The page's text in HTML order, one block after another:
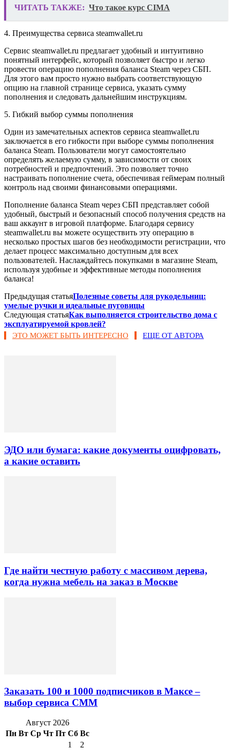
ЧИТАТЬ ТАКЖЕ: Что такое курс CIMA
4. Преимущества сервиса steamwallet.ru
Сервис steamwallet.ru предлагает удобный и интуитивно
понятный интерфейс, который позволяет быстро и легко
провести операцию пополнения баланса Steam через СБП.
Для этого вам просто нужно выбрать соответствующую
опцию на главной странице сервиса, указать сумму
пополнения и следовать дальнейшим инструкциям.
5. Гибкий выбор суммы пополнения
Один из замечательных аспектов сервиса steamwallet.ru
заключается в его гибкости при выборе суммы пополнения
баланса Steam. Пользователи могут самостоятельно
определять желаемую сумму, в зависимости от своих
потребностей и предпочтений. Это позволяет точно
настраивать пополнение счета, обеспечивая геймерам полный
контроль над своими финансовыми операциями.
Пополнение баланса Steam через СБП представляет собой
удобный, быстрый и безопасный способ получения средств на
ваш аккаунт в игровой платформе. Благодаря сервису
steamwallet.ru вы можете осуществить эту операцию в
несколько простых шагов без необходимости регистрации, что
делает процесс максимально доступным для всех
пользователей. Наслаждайтесь покупками в магазине Steam,
используя удобные и эффективные методы пополнения
баланса!
Предыдущая статьяПолезные советы для рукодельниц:
умелые ручки и идеальные пуговицы
Следующая статьяКак выполняется строительство дома с
эксплуатируемой кровлей?
ЭТО МОЖЕТ БЫТЬ ИНТЕРЕСНО ЕЩЕ ОТ АВТОРА
ЭДО или бумага: какие документы оцифровать,
а какие оставить
Где найти честную работу с массивом дерева,
когда нужна мебель на заказ в Москве
Заказать 100 и 1000 подписчиков в Максе –
выбор сервиса СММ
Август 2026
Пн Вт Ср Чт Пт Сб Вс
1
2